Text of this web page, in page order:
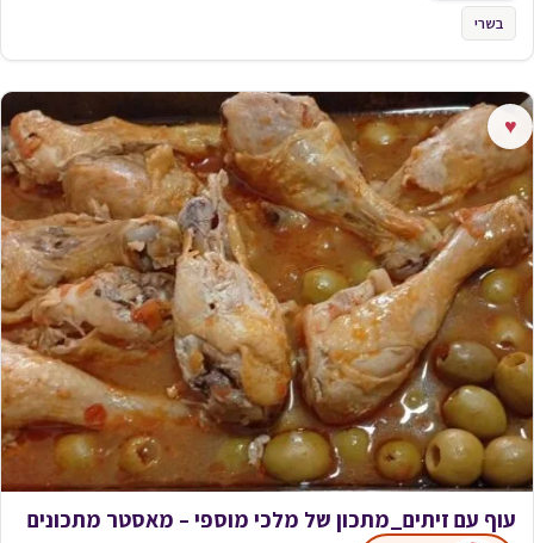
בשרי
♥
עוף עם זיתים_מתכון של מלכי מוספי – מאסטר מתכונים